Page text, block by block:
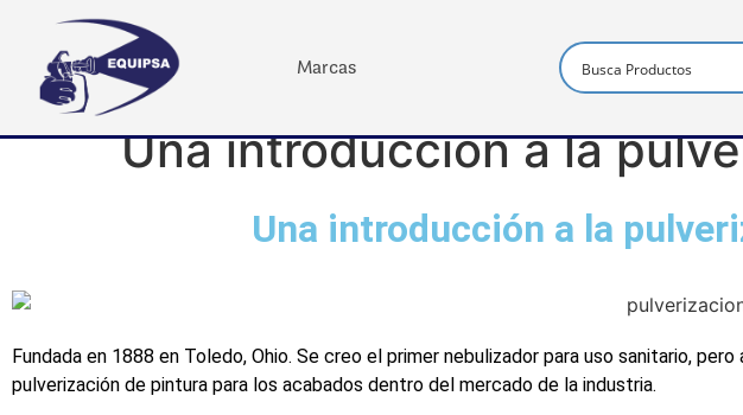
Marcas
Una introducción a la
Una introducción a la
Fundada en 1888 en Toledo, Ohio. Se creo el primer nebulizador para uso sanitario,
pulverización de pintura para los acabados dentro del mercado de la industria.